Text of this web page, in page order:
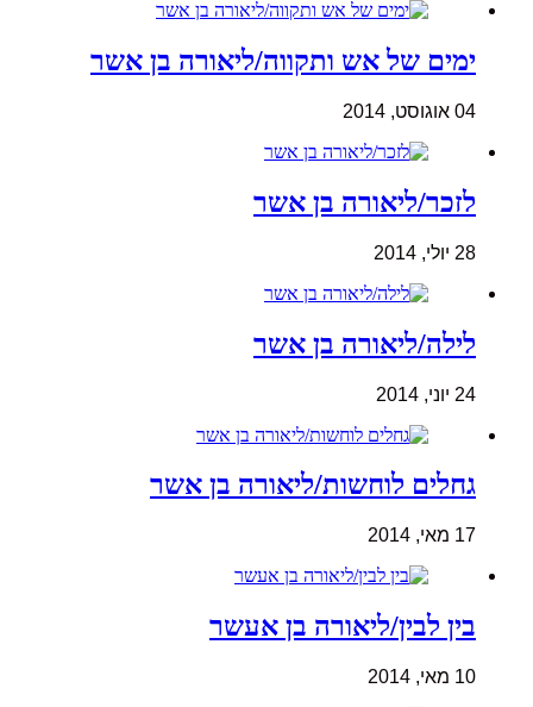
ימים של אש ותקווה/ליאורה בן אשר
04 אוגוסט, 2014
לזכר/ליאורה בן אשר
28 יולי, 2014
לילה/ליאורה בן אשר
24 יוני, 2014
גחלים לוחשות/ליאורה בן אשר
17 מאי, 2014
בין לבין/ליאורה בן אעשר
10 מאי, 2014